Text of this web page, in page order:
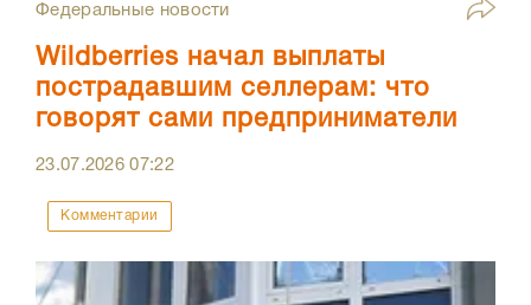
Федеральные новости
Wildberries начал выплаты
пострадавшим селлерам: что
говорят сами предприниматели
23.07.202607:22
Комментарии